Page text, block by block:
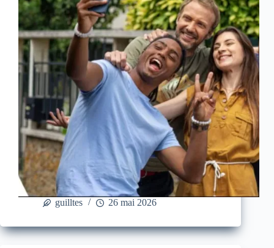
guilltes 26 mai 2026